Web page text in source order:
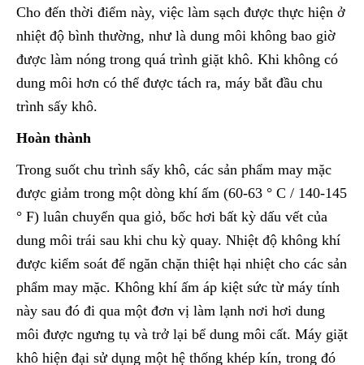
Cho đến thời điểm này, việc làm sạch được thực hiện ở
nhiệt độ bình thường, như là dung môi không bao giờ
được làm nóng trong quá trình giặt khô. Khi không có
dung môi hơn có thể được tách ra, máy bắt đầu chu
trình sấy khô.
Hoàn thành
Trong suốt chu trình sấy khô, các sản phẩm may mặc
được giảm trong một dòng khí ấm (60-63 ° C / 140-145
° F) luân chuyển qua giỏ, bốc hơi bất kỳ dấu vết của
dung môi trái sau khi chu kỳ quay. Nhiệt độ không khí
được kiểm soát để ngăn chặn thiệt hại nhiệt cho các sản
phẩm may mặc. Không khí ấm áp kiệt sức từ máy tính
này sau đó đi qua một đơn vị làm lạnh nơi hơi dung
môi được ngưng tụ và trở lại bể dung môi cất. Máy giặt
khô hiện đại sử dụng một hệ thống khép kín, trong đó